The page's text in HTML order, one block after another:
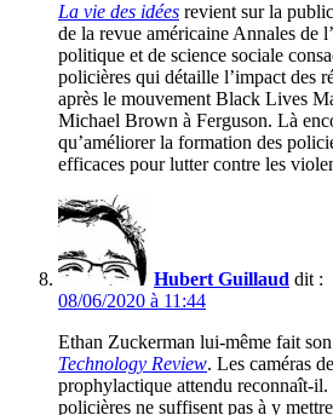
La vie des idées revient sur la
de la revue américaine Annales de
politique et de science sociale
policières qui détaille l’impact des
après le mouvement Black Lives
Michael Brown à Ferguson. Là
qu’améliorer la formation des
efficaces pour lutter contre les
Hubert Guillaud dit :
08/06/2020 à 11:44
Ethan Zuckerman lui-même fait
Technology Review. Les caméras
prophylactique attendu reconnaît-
policières ne suffisent pas à y